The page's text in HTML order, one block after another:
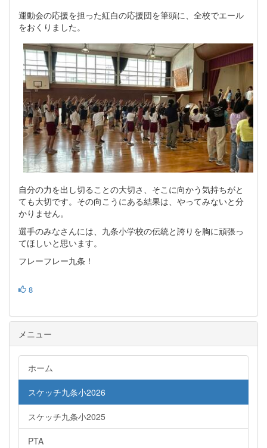
運動会の応援を担った紅白の応援団を筆頭に、全校でエール
をおくりました。
自分の力を出し切ることの大切さ、そこに向かう気持ちがと
ても大切です。その向こうにある結果は、やってみないと分
かりません。
選手のみなさんには、九条小学校の伝統と誇りを胸に頑張っ
てほしいと思います。
フレーフレー九条！
8
メニュー
ホーム
スケッチ九条小2026
スケッチ九条小2025
PTA